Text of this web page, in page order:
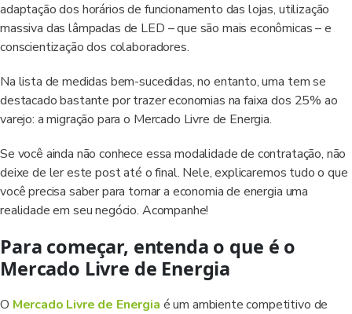
adaptação dos horários de funcionamento das lojas, utilização
massiva das lâmpadas de LED – que são mais econômicas – e
conscientização dos colaboradores.
Na lista de medidas bem-sucedidas, no entanto, uma tem se
destacado bastante por trazer economias na faixa dos 25% ao
varejo: a migração para o Mercado Livre de Energia.
Se você ainda não conhece essa modalidade de contratação, não
deixe de ler este post até o final. Nele, explicaremos tudo o que
você precisa saber para tornar a economia de energia uma
realidade em seu negócio. Acompanhe!
Para começar, entenda o que é o
Mercado Livre de Energia
O Mercado Livre de Energia é um ambiente competitivo de